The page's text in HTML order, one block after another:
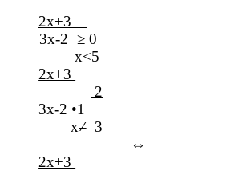
2х+3
3х-2 ≥ 0
х<5
2х+3
2
3х-2 •1 3х-
х≠ 3
⇔
2х+3